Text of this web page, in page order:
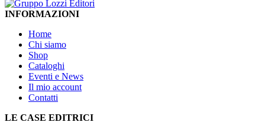
INFORMAZIONI
Home
Chi siamo
Shop
Cataloghi
Eventi e News
Il mio account
Contatti
LE CASE EDITRICI